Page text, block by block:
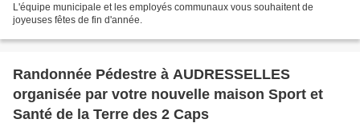
L'équipe municipale et les employés communaux vous souhaitent de
joyeuses fêtes de fin d'année.
Randonnée Pédestre à AUDRESSELLES
organisée par votre nouvelle maison Sport et
Santé de la Terre des 2 Caps